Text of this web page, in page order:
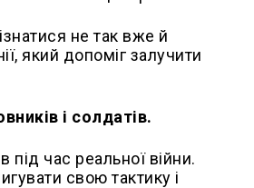
не так вже й
який допоміг залучити
і солдатів.
час реальної війни.
свою тактику і